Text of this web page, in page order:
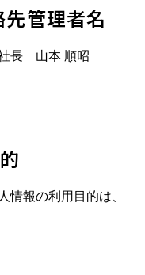
管理者名
長 山本 順昭
情報の利用目的は、